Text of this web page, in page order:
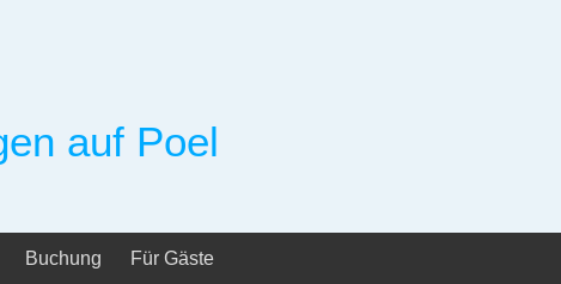
auf Poel
Buchung Für Gäste